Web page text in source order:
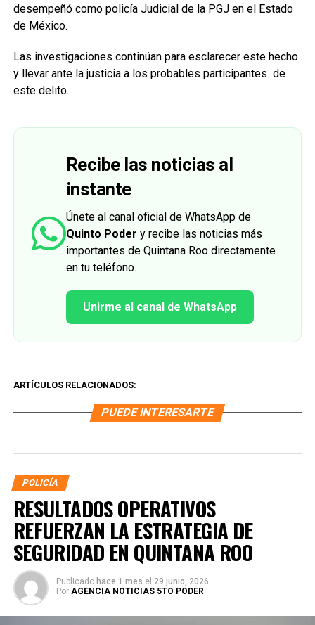
desempeñó como policía Judicial de la PGJ en el Estado
de México.
Las investigaciones continúan para esclarecer este hecho
y llevar ante la justicia a los probables participantes de
este delito.
Recibe las noticias al
instante
Únete al canal oficial de WhatsApp de
Quinto Poder y recibe las noticias más
importantes de Quintana Roo directamente
en tu teléfono.
Unirme al canal de WhatsApp
ARTÍCULOS RELACIONADOS:
PUEDE INTERESARTE
POLICÍA
RESULTADOS OPERATIVOS
REFUERZAN LA ESTRATEGIA DE
SEGURIDAD EN QUINTANA ROO
Publicado hace 1 mes el 29 junio, 2026
Por AGENCIA NOTICIAS 5TO PODER